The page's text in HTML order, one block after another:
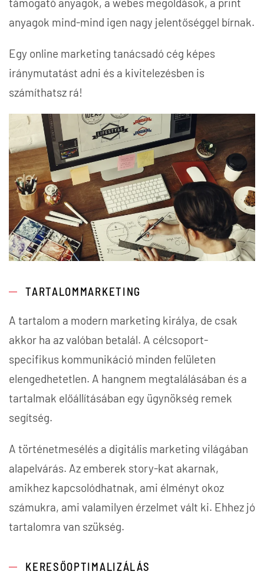
anyagok mind-mind igen nagy jelentőséggel bírnak.
Egy online marketing tanácsadó cég képes
iránymutatást adni és a kivitelezésben is
számíthatsz rá!
TARTALOMMARKETING
A tartalom a modern marketing királya, de csak
akkor ha az valóban betalál. A célcsoport-
specifikus kommunikáció minden felületen
elengedhetetlen. A hangnem megtalálásában és a
tartalmak előállításában egy ügynökség remek
segítség.
A történetmesélés a digitális marketing világában
alapelvárás. Az emberek story-kat akarnak,
amikhez kapcsolódhatnak, ami élményt okoz
számukra, ami valamilyen érzelmet vált ki. Ehhez jó
tartalomra van szükség.
KERESŐOPTIMALIZÁLÁS